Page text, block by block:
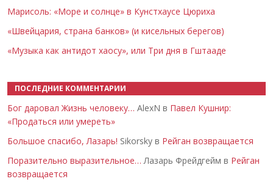
Марисоль: «Море и солнце» в Кунстхаусе Цюриха
«Швейцария, страна банков» (и кисельных берегов)
«Музыка как антидот хаосу», или Три дня в Гштааде
ПОСЛЕДНИЕ КОММЕНТАРИИ
Бог даровал Жизнь человеку… AlexN в Павел Кушнир:
«Продаться или умереть»
Большое спасибо, Лазарь! Sikorsky в Рейган возвращается
Поразительно выразительное… Лазарь Фрейдгейм в Рейган
возвращается